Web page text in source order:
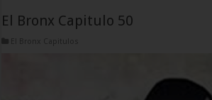
El Bronx Capitulo 50
El Bronx Capitulos